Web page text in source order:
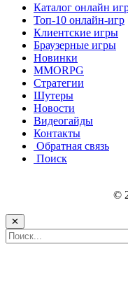
Каталог онлайн
Топ-10 онлайн-игр
Клиентские игры
Браузерные игры
Новинки
MMORPG
Стратегии
Шутеры
Новости
Видеогайды
Контакты
Обратная связь
Поиск
©
✕